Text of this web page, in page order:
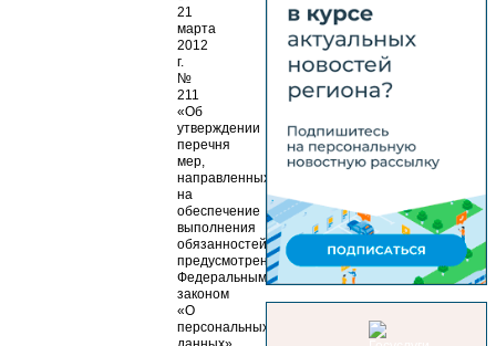
21
марта
2012
г.
№
211
«Об
утверждении
перечня
мер,
направленных
на
обеспечение
выполнения
обязанностей,
предусмотренных
Федеральным
законом
«О
персональных